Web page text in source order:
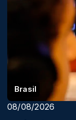
Brasil
08/08/2026